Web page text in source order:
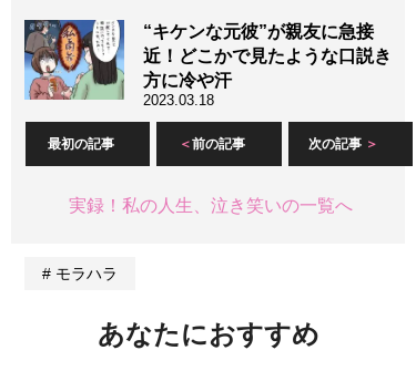
“キケンな元彼”が親友に急接
近！どこかで見たような口説き
方に冷や汗
2023.03.18
最初の記事 前の記事 次の記事
実録！私の人生、泣き笑いの一覧へ
モラハラ
あなたにおすすめ